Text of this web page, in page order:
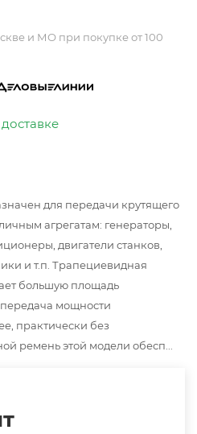
и МО при покупке от 100
для передачи крутящего
агрегатам: генераторы,
двигатели станков,
и т.п. Трапециевидная
большую площадь
мощности
практически без
ремень этой модели обесп...